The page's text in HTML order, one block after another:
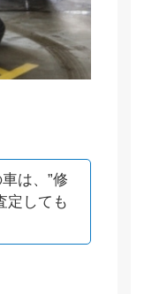
は、”修
定しても